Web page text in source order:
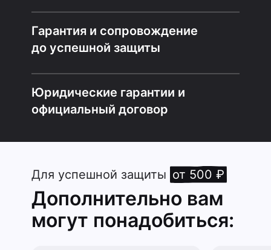
Гарантия и сопровождение
до успешной защиты
Юридические гарантии и
официальный договор
Для успешной защиты от 500 ₽
Дополнительно вам
могут понадобиться: